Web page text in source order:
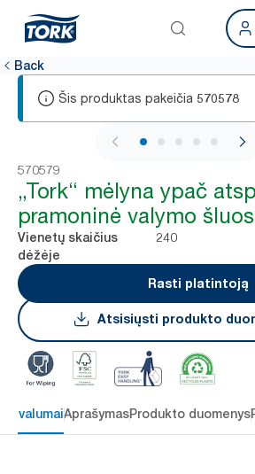
Back
Šis produktas pakeičia 570578
1 / 5
570579
„Tork“ mėlyna ypač
pramoninė valymo
Vienetų skaičius
dėžėje
240
Rasti platintoją
Atsisiųsti produkto
AprašymasProdukto duomenys